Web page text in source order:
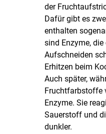
der
Dafür gibt es
enthalten
sind Enzyme,
Aufschneiden
Erhitzen beim
Auch später,
Fruchtfarbstoffe
Enzyme. Sie
Sauerstoff und
dunkler.